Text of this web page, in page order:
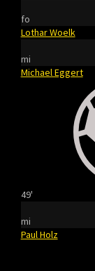
fo
Lothar Woelk
mi
Michael Eggert
49'
mi
Paul Holz